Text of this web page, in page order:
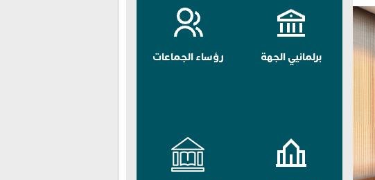
برلمانيي الجهة رؤساء الجماعات